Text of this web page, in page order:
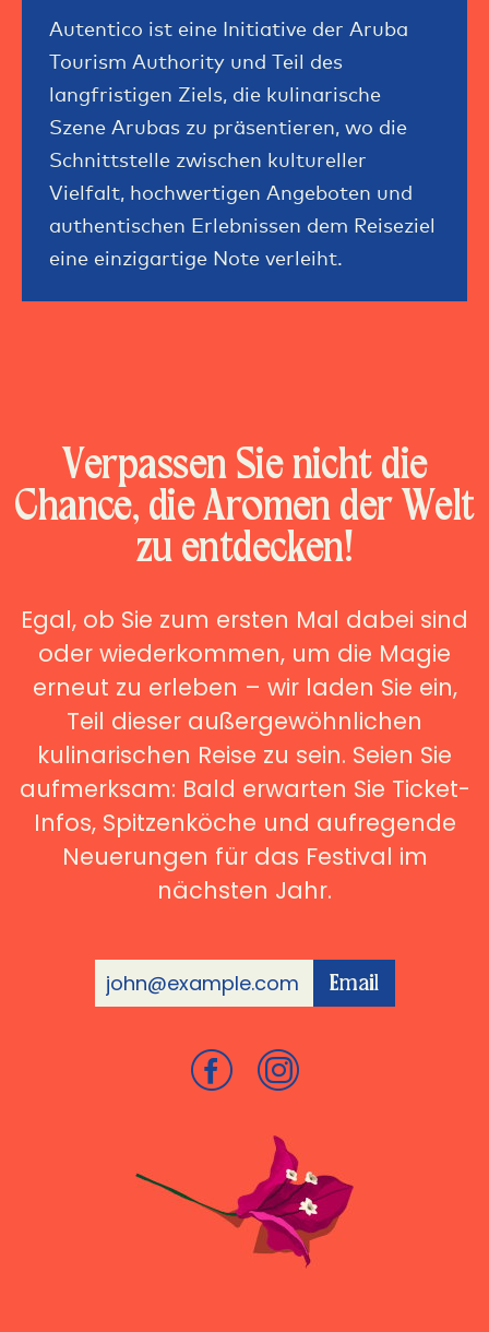
Autentico ist eine Initiative der Aruba
Tourism Authority und Teil des
langfristigen Ziels, die kulinarische
Szene Arubas zu präsentieren, wo die
Schnittstelle zwischen kultureller
Vielfalt, hochwertigen Angeboten und
authentischen Erlebnissen dem Reiseziel
eine einzigartige Note verleiht.
Verpassen Sie nicht die
Chance, die Aromen der Welt
zu entdecken!
Egal, ob Sie zum ersten Mal dabei sind
oder wiederkommen, um die Magie
erneut zu erleben – wir laden Sie ein,
Teil dieser außergewöhnlichen
kulinarischen Reise zu sein. Seien Sie
aufmerksam: Bald erwarten Sie Ticket-
Infos, Spitzenköche und aufregende
Neuerungen für das Festival im
nächsten Jahr.
Email